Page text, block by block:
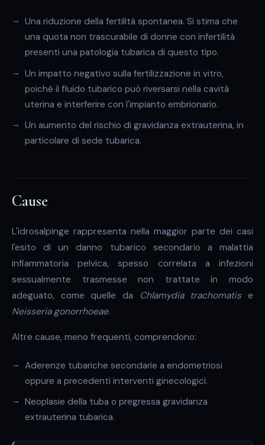
Una riduzione della fertilità spontanea. Si stima che
una quota non trascurabile di donne con infertilità
presenti una patologia tubarica di questo tipo.
Un impatto negativo sulla fertilizzazione in vitro,
poiché il fluido tubarico può riversarsi nella cavità
uterina e interferire con l'impianto embrionario.
Un aumento del rischio di gravidanza extrauterina, in
particolare di sede tubarica.
Cause
L'idrosalpinge rappresenta nella maggior parte dei casi
l'esito di un danno tubarico secondario a malattia
infiammatoria pelvica, spesso correlata a infezioni
sessualmente trasmesse non trattate in modo
adeguato, come quelle da
Chlamydia trachomatis e
Neisseria gonorrhoeae.
Altre cause, meno frequenti, comprendono:
Aderenze tubariche secondarie a endometriosi
oppure a precedenti interventi ginecologici.
Neoplasie della tuba o pregressa gravidanza
extrauterina tubarica.